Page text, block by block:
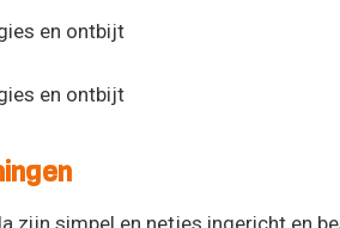
en ontbijt
en ontbijt
zijn simpel en netjes ingericht en